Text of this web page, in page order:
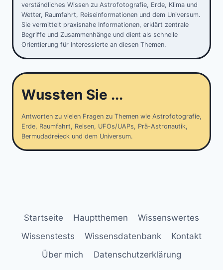
verständliches Wissen zu Astrofotografie, Erde, Klima und
Wetter, Raumfahrt, Reiseinformationen und dem Universum.
Sie vermittelt praxisnahe Informationen, erklärt zentrale
Begriffe und Zusammenhänge und dient als schnelle
Orientierung für Interessierte an diesen Themen.
Wussten Sie ...
Antworten zu vielen Fragen zu Themen wie Astrofotografie,
Erde, Raumfahrt, Reisen, UFOs/UAPs, Prä-Astronautik,
Bermudadreieck und dem Universum.
Startseite Hauptthemen
Wissenswertes
Wissenstests
Wissensdatenbank
Kontakt
Über mich
Datenschutzerklärung